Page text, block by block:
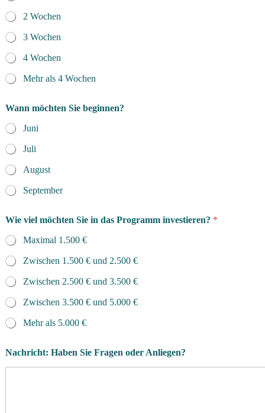
2 Wochen
3 Wochen
4 Wochen
Mehr als 4 Wochen
Wann möchten Sie beginnen?
Juni
Juli
August
September
Wie viel möchten Sie in das Programm investieren? *
Maximal 1.500 €
Zwischen 1.500 € und 2.500 €
Zwischen 2.500 € und 3.500 €
Zwischen 3.500 € und 5.000 €
Mehr als 5.000 €
Nachricht: Haben Sie Fragen oder Anliegen?